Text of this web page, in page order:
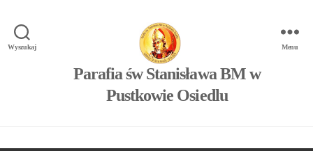
Wyszukaj
Parafia św Stanisława BM w
Pustkowie Osiedlu
Menu